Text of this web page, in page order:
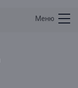
Меню